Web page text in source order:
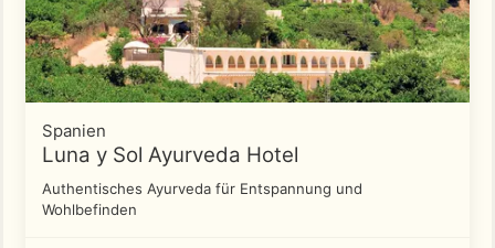
Spanien
Luna y Sol Ayurveda Hotel
Authentisches Ayurveda für Entspannung und
Wohlbefinden